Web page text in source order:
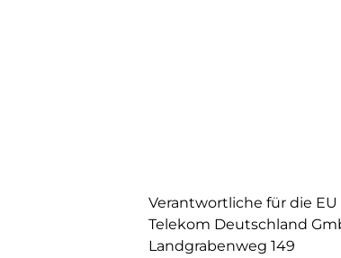
Verantwortliche für die EU
Telekom Deutschland
Landgrabenweg 149